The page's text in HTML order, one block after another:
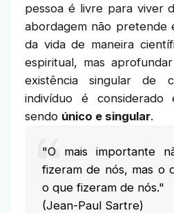
pessoa é livre para viver
abordagem não pretende
da vida de maneira
espiritual, mas
existência singular de
indivíduo é considerado
sendo único e singular.
"O mais importante
fizeram de nós, mas o
o que fizeram de nós."
(Jean-Paul Sartre)